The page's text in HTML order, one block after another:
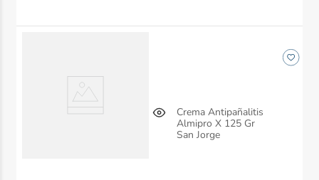
Crema Antipañalitis
Almipro X 125 Gr
San Jorge